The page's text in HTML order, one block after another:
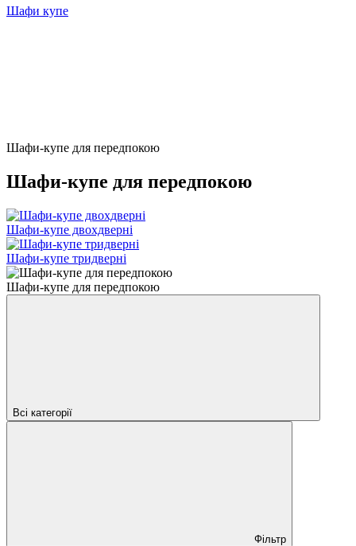
Шафи купе
Шафи-купе для передпокою
Шафи-купе для передпокою
Шафи-купе двохдверні
Шафи-купе тридверні
Шафи-купе для передпокою
Всі категорії
Фільтр